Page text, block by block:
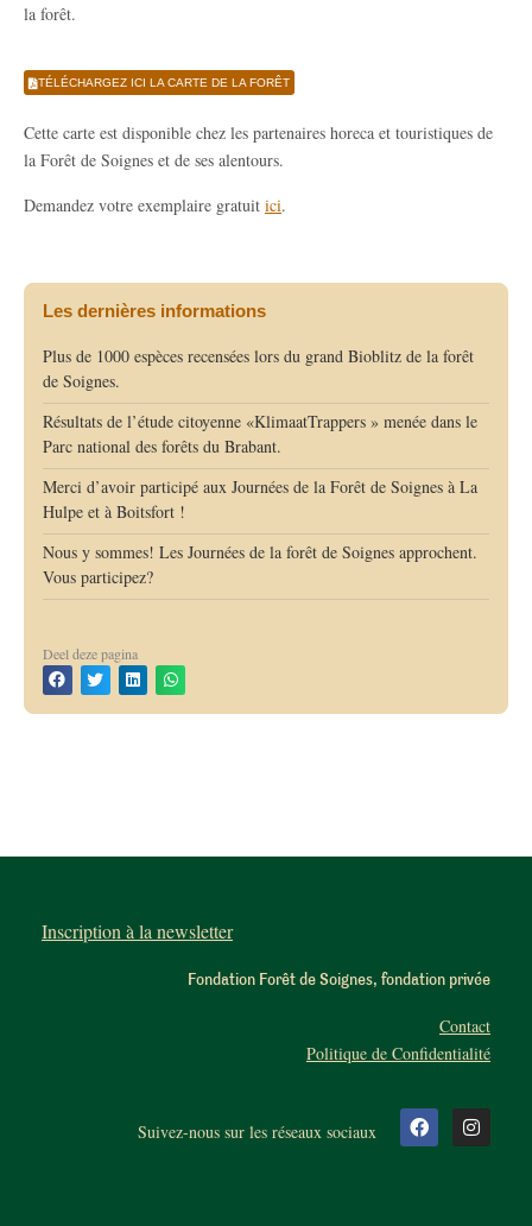
la forêt.
TÉLÉCHARGEZ ICI LA CARTE DE LA FORÊT
Cette carte est disponible chez les partenaires horeca et touristiques de
la Forêt de Soignes et de ses alentours.
Demandez votre exemplaire gratuit ici.
Les dernières informations
Plus de 1000 espèces recensées lors du grand Bioblitz de la forêt
de Soignes.
Résultats de l’étude citoyenne «KlimaatTrappers » menée dans le
Parc national des forêts du Brabant.
Merci d’avoir participé aux Journées de la Forêt de Soignes à La
Hulpe et à Boitsfort !
Nous y sommes! Les Journées de la forêt de Soignes approchent.
Vous participez?
Deel deze pagina
Inscription à la newsletter
Fondation Forêt de Soignes, fondation privée
Contact
Politique de Confidentialité
Suivez-nous sur les réseaux sociaux